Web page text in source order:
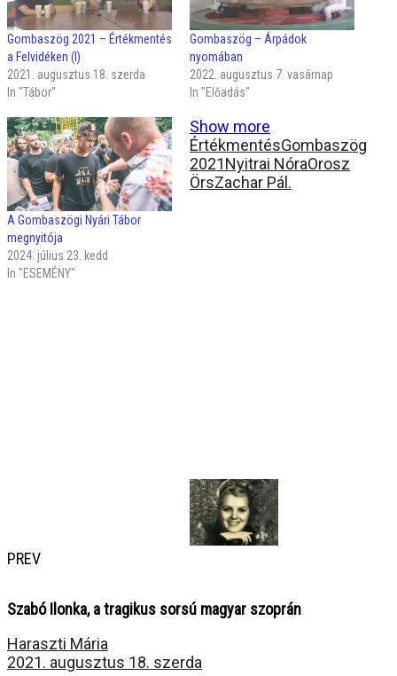
Gombaszög 2021 – Értékmentés
a Felvidéken (I)
2021. augusztus 18. szerda
In "Tábor"
Gombaszög – Árpádok
nyomában
2022. augusztus 7. vasárnap
In "Előadás"
A Gombaszögi Nyári Tábor
megnyitója
2024. július 23. kedd
In "ESEMÉNY"
Show more
ÉrtékmentésGombaszög
2021Nyitrai NóraOrosz
ÖrsZachar Pál.
PREV
Szabó Ilonka, a tragikus sorsú magyar szoprán
Haraszti Mária
2021. augusztus 18. szerda